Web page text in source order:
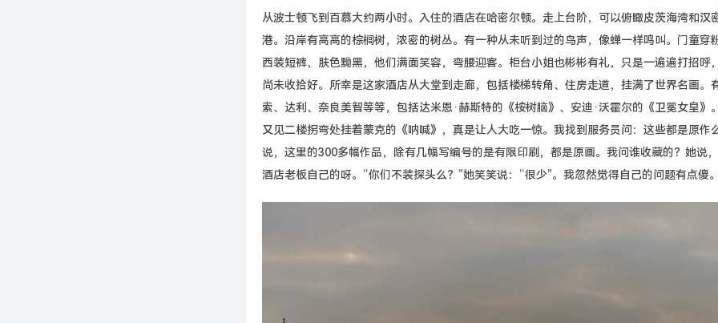
从波士顿飞到百慕大约两小时。入住的酒店在哈密尔顿。走上台阶，可以俯瞰皮茨海湾和汉
港。沿岸有高高的棕榈树，浓密的树丛。有一种从未听到过的鸟声，像蝉一样鸣叫。门童穿
西装短裤，肤色黝黑，他们满面笑容，弯腰迎客。柜台小姐也彬彬有礼，只是一遍遍打招呼
尚未收拾好。所幸是这家酒店从大堂到走廊，包括楼梯转角、住房走道，挂满了世界名画。
索、达利、奈良美智等等，包括达米恩·赫斯特的《桉树脑》、安迪·沃霍尔的《卫冕女皇》
又见二楼拐弯处挂着蒙克的《呐喊》，真是让人大吃一惊。我找到服务员问：这些都是原作
说，这里的300多幅作品，除有几幅写编号的是有限印刷，都是原画。我问谁收藏的？她说
酒店老板自己的呀。“你们不装探头么？”她笑笑说：“很少”。我忽然觉得自己的问题有点傻